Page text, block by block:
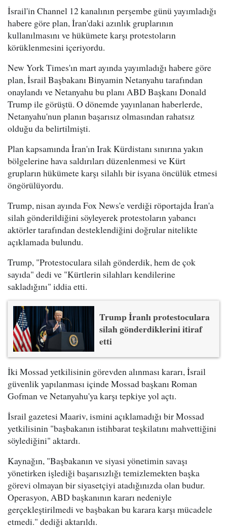
İsrail'in Channel 12 kanalının perşembe günü yayımladığı
habere göre plan, İran'daki azınlık gruplarının
kullanılmasını ve hükümete karşı protestoların
körüklenmesini içeriyordu.
New York Times'ın mart ayında yayımladığı habere göre
plan, İsrail Başbakanı Binyamin Netanyahu tarafından
onaylandı ve Netanyahu bu planı ABD Başkanı Donald
Trump ile görüştü. O dönemde yayınlanan haberlerde,
Netanyahu'nun planın başarısız olmasından rahatsız
olduğu da belirtilmişti.
Plan kapsamında İran'ın Irak Kürdistanı sınırına yakın
bölgelerine hava saldırıları düzenlenmesi ve Kürt
grupların hükümete karşı silahlı bir isyana öncülük etmesi
öngörülüyordu.
Trump, nisan ayında Fox News'e verdiği röportajda İran'a
silah gönderildiğini söyleyerek protestoların yabancı
aktörler tarafından desteklendiğini doğrular nitelikte
açıklamada bulundu.
Trump, "Protestoculara silah gönderdik, hem de çok
sayıda" dedi ve "Kürtlerin silahları kendilerine
sakladığını" iddia etti.
Trump İranlı protestoculara
silah gönderdiklerini itiraf
etti
İki Mossad yetkilisinin görevden alınması kararı, İsrail
güvenlik yapılanması içinde Mossad başkanı Roman
Gofman ve Netanyahu'ya karşı tepkiye yol açtı.
İsrail gazetesi Maariv, ismini açıklamadığı bir Mossad
yetkilisinin "başbakanın istihbarat teşkilatını mahvettiğini
söylediğini" aktardı.
Kaynağın, "Başbakanın ve siyasi yönetimin savaşı
yönetirken işlediği başarısızlığı temizlemekten başka
görevi olmayan bir siyasetçiyi atadığınızda olan budur.
Operasyon, ABD başkanının kararı nedeniyle
gerçekleştirilmedi ve başbakan bu karara karşı mücadele
etmedi." dediği aktarıldı.